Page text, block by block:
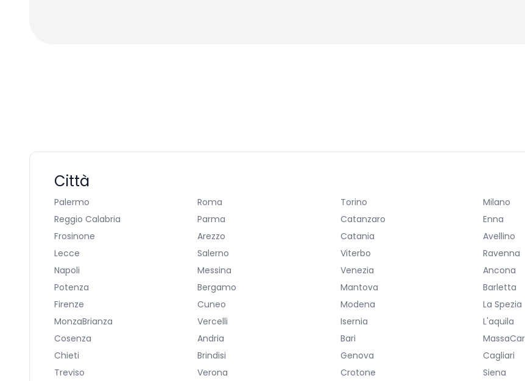
Città
Palermo Roma Torino Milano
Reggio Calabria
Parma Catanzaro Enna
Frosinone
Arezzo Catania Avellino
Lecce
Salerno Viterbo Ravenna
Napoli
Messina Venezia Ancona
Potenza
Bergamo Mantova Barletta
Firenze
Cuneo Modena La Spezia
MonzaBrianza
Vercelli Isernia L'aquila
Cosenza
Andria Bari
Chieti
Brindisi Genova Cagliari
Treviso
Verona Crotone Siena